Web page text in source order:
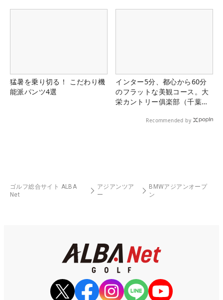
猛暑を乗り切る！ こだわり機
能派パンツ4選
インター5分、都心から60分
のフラットな美観コース。大
栄カントリー俱楽部（千葉
Recommended by
ゴルフ総合サイト ALBA
Net
アジアンツア
ー
BMWアジアンオープ
ン